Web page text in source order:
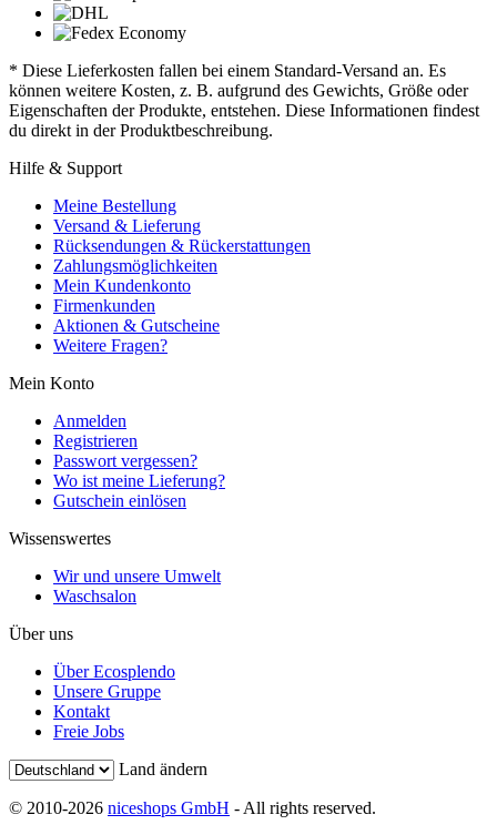
* Diese Lieferkosten fallen bei einem Standard-Versand an. Es
können weitere Kosten, z. B. aufgrund des Gewichts, Größe oder
Eigenschaften der Produkte, entstehen. Diese Informationen findest
du direkt in der Produktbeschreibung.
Hilfe & Support
Meine Bestellung
Versand & Lieferung
Rücksendungen & Rückerstattungen
Zahlungsmöglichkeiten
Mein Kundenkonto
Firmenkunden
Aktionen & Gutscheine
Weitere Fragen?
Mein Konto
Anmelden
Registrieren
Passwort vergessen?
Wo ist meine Lieferung?
Gutschein einlösen
Wissenswertes
Wir und unsere Umwelt
Waschsalon
Über uns
Über Ecosplendo
Unsere Gruppe
Kontakt
Freie Jobs
Land ändern
© 2010-2026 niceshops GmbH - All rights reserved.